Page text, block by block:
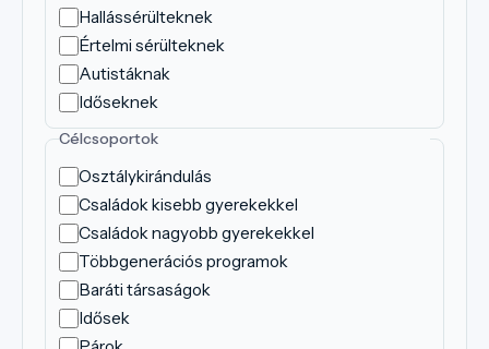
Hallássérülteknek
Értelmi sérülteknek
Autistáknak
Időseknek
Célcsoportok
Osztálykirándulás
Családok kisebb gyerekekkel
Családok nagyobb gyerekekkel
Többgenerációs programok
Baráti társaságok
Idősek